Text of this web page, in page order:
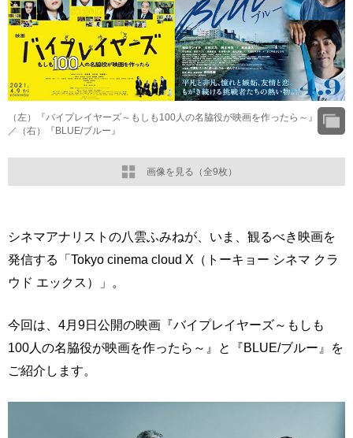
画像を見る（全9枚）
（左）『バイプレイヤーズ～もしも100人の名脇役が映画を作ったら～』
／（右）『BLUE/ブルー』
シネマアナリストの八雲ふみねが、いま、観るべき映画を
発信する「Tokyo cinema cloud X（トーキョー シネマ クラ
ウド エックス）」。
今回は、4月9日公開の映画『バイプレイヤーズ～もしも
100人の名脇役が映画を作ったら～』と『BLUE/ブルー』を
ご紹介します。